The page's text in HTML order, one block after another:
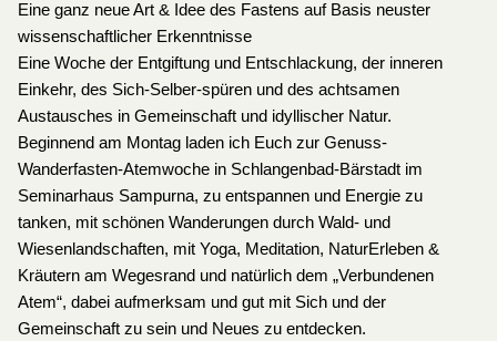
Eine ganz neue Art & Idee des Fastens auf Basis neuster
wissenschaftlicher Erkenntnisse
Eine Woche der Entgiftung und Entschlackung, der inneren
Einkehr, des Sich-Selber-spüren und des achtsamen
Austausches in Gemeinschaft und idyllischer Natur.
Beginnend am Montag laden ich Euch zur Genuss-
Wanderfasten-Atemwoche in Schlangenbad-Bärstadt im
Seminarhaus Sampurna, zu entspannen und Energie zu
tanken, mit schönen Wanderungen durch Wald- und
Wiesenlandschaften, mit Yoga, Meditation, NaturErleben &
Kräutern am Wegesrand und natürlich dem „Verbundenen
Atem“, dabei aufmerksam und gut mit Sich und der
Gemeinschaft zu sein und Neues zu entdecken.